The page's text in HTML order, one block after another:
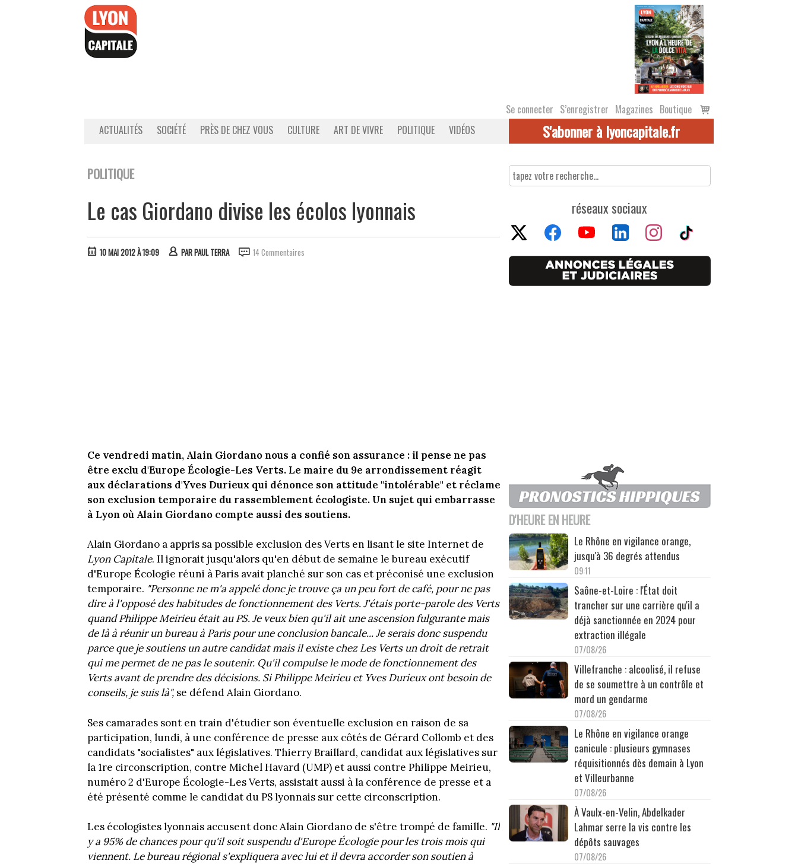
Se connecter S’enregistrer Magazines Boutique
Voir
le
ACTUALITÉS SOCIÉTÉ PRÈS DE CHEZ VOUS CULTURE ART DE VIVRE POLITIQUE VIDÉOS S'abonner à lyoncapitale.fr
POLITIQUE
Le cas Giordano divise les écolos lyonnais
10 MAI 2012 À 19:09 PARPAUL TERRA 14 Commentaires
Ce vendredi matin, Alain Giordano nous a confié son assurance : il pense ne pas
être exclu d'Europe Écologie-Les Verts. Le maire du 9e arrondissement réagit
aux déclarations d'Yves Durieux qui dénonce son attitude "intolérable" et réclame
son exclusion temporaire du rassemblement écologiste. Un sujet qui embarrasse
à Lyon où Alain Giordano compte aussi des soutiens.
Alain Giordano a appris sa possible exclusion des Verts en lisant le site Internet de
Lyon Capitale. Il ignorait jusqu'alors qu'en début de semaine le bureau exécutif
d'Europe Écologie réuni à Paris avait planché sur son cas et préconisé une exclusion
temporaire. "Personne ne m'a appelé donc je trouve ça un peu fort de café, pour ne pas
dire à l'opposé des habitudes de fonctionnement des Verts. J'étais porte-parole des Verts
quand Philippe Meirieu était au PS. Je veux bien qu'il ait une ascension fulgurante mais
de là à réunir un bureau à Paris pour une conclusion bancale... Je serais donc suspendu
parce que je soutiens un autre candidat mais il existe chez Les Verts un droit de retrait
qui me permet de ne pas le soutenir. Qu'il compulse le mode de fonctionnement des
Verts avant de prendre des décisions. Si Philippe Meirieu et Yves Durieux ont besoin de
conseils, je suis là", se défend Alain Giordano.
Ses camarades sont en train d'étudier son éventuelle exclusion en raison de sa
participation, lundi, à une conférence de presse aux côtés de Gérard Collomb et des
candidats "socialistes" aux législatives. Thierry Braillard, candidat aux législatives sur
la 1re circonscription, contre Michel Havard (UMP) et aussi contre Philippe Meirieu,
numéro 2 d'Europe Écologie-Les Verts, assistait aussi à la conférence de presse et a
été présenté comme le candidat du PS lyonnais sur cette circonscription.
Les écologistes lyonnais accusent donc Alain Giordano de s'être trompé de famille. "Il
y a 95% de chances pour qu'il soit suspendu d'Europe Écologie pour les trois mois qui
viennent. Le bureau régional s'expliquera avec lui et il devra accorder son soutien à
réseaux sociaux
D'HEURE EN HEURE
Le Rhône en vigilance orange,
jusqu'à 36 degrés attendus
09:11
Saône-et-Loire : l'État doit
trancher sur une carrière qu'il a
déjà sanctionnée en 2024 pour
extraction illégale
07/08/26
Villefranche : alcoolisé, il refuse
de se soumettre à un contrôle et
mord un gendarme
07/08/26
Le Rhône en vigilance orange
canicule : plusieurs gymnases
réquisitionnés dès demain à Lyon
et Villeurbanne
07/08/26
À Vaulx-en-Velin, Abdelkader
Lahmar serre la vis contre les
dépôts sauvages
07/08/26